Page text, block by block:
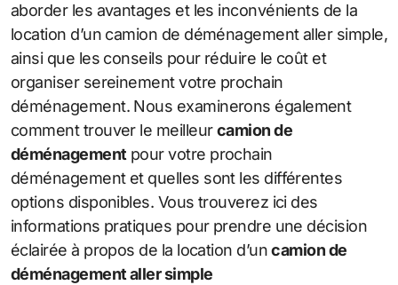
aborder les avantages et les inconvénients de la
location d’un camion de déménagement aller simple,
ainsi que les conseils pour réduire le coût et
organiser sereinement votre prochain
déménagement. Nous examinerons également
comment trouver le meilleurcamion de
déménagementpour votre prochain
déménagement et quelles sont les différentes
options disponibles. Vous trouverez ici des
informations pratiques pour prendre une décision
éclairée à propos de la location d’uncamion de
déménagement aller simple